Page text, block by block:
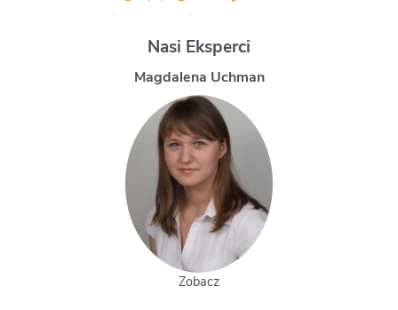
Nasi Eksperci
Magdalena Uchman
Zobacz